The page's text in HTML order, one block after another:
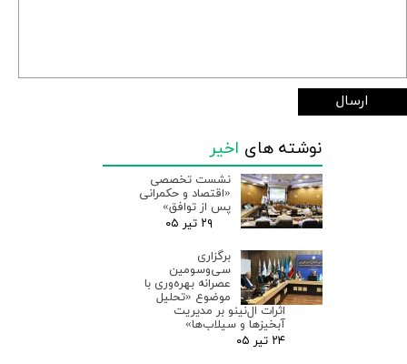
ارسال
نوشته های اخیر
نشست تخصصی
«اقتصاد و حکمرانی
پس از توافق»
۲۹ تیر ۰۵
برگزاری
سی‌وسومین
عصرانه بهره‌وری با
موضوع «تحلیل
اثرات ال‌نینو بر مدیریت
آبخیزها و سیلاب‌ها»
۲۴ تیر ۰۵